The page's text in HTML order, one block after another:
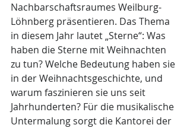
Nachbarschaftsraumes Weilburg-
Löhnberg präsentieren. Das Thema
in diesem Jahr lautet „Sterne“: Was
haben die Sterne mit Weihnachten
zu tun? Welche Bedeutung haben sie
in der Weihnachtsgeschichte, und
warum faszinieren sie uns seit
Jahrhunderten? Für die musikalische
Untermalung sorgt die Kantorei der